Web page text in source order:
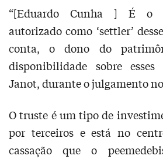
“[Eduardo Cunha ] É o
autorizado como ‘settler’
conta, o dono do
disponibilidade sobre esses
Janot, durante o julgamento
O truste é um tipo de
por terceiros e está no
cassação que o